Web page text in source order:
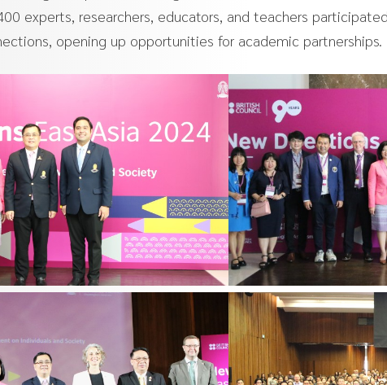
experts, researchers, educators, and teachers
opening up opportunities for academic partnerships.